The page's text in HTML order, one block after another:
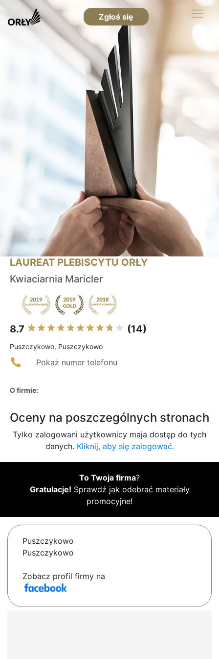
Zgłoś się
LAUREAT PLEBISCYTU ORŁY
Kwiaciarnia Maricler
8.7 (14)
Puszczykowo, Puszczykowo
Pokaż numer telefonu
O firmie:
Oceny na poszczególnych stronach
Tylko zalogowani użytkownicy maja dostęp do tych
danych. Kliknij, aby się zalogować.
To Twoja firma?
Gratulacje! Sprawdź jak odebrać materiały
promocyjne!
Puszczykowo
Puszczykowo
Zobacz profil firmy na